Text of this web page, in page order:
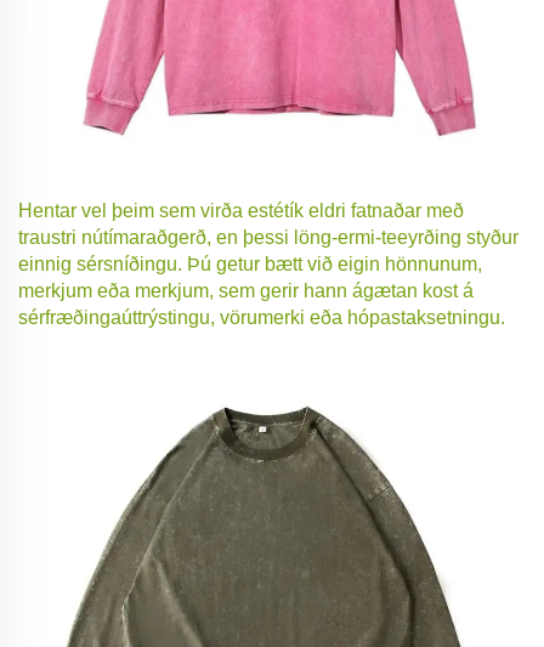
Hentar vel þeim sem virða estétík eldri fatnaðar með
traustri nútímaraðgerð, en þessi löng-ermi-teeyrðing styður
einnig sérsníðingu. Þú getur bætt við eigin hönnunum,
merkjum eða merkjum, sem gerir hann ágætan kost á
sérfræðingaúttrýstingu, vörumerki eða hópastaksetningu.